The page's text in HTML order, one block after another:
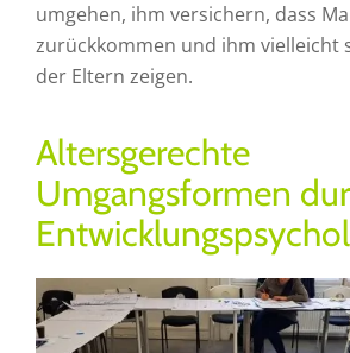
umgehen, ihm versichern, dass
zurückkommen und ihm vielleicht
der Eltern zeigen.
Altersgerechte
Umgangsformen